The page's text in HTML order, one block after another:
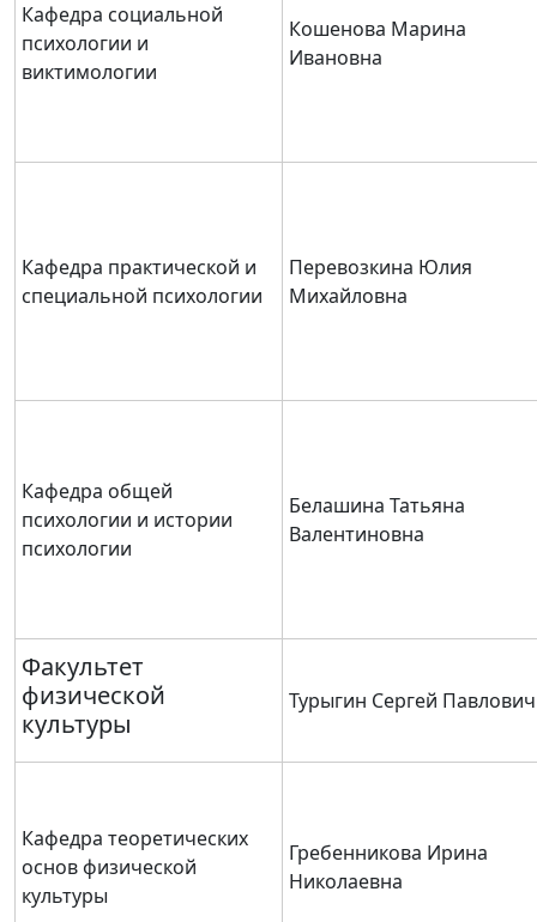
Кафедра социальной
психологии и
виктимологии
Кошенова Марина
Ивановна
Кафедра практической и
специальной психологии
Перевозкина Юлия
Михайловна
Кафедра общей
психологии и истории
психологии
Белашина Татьяна
Валентиновна
Факультет
физической
культуры
Турыгин Сергей Павлович
Кафедра теоретических
основ физической
культуры
Гребенникова Ирина
Николаевна